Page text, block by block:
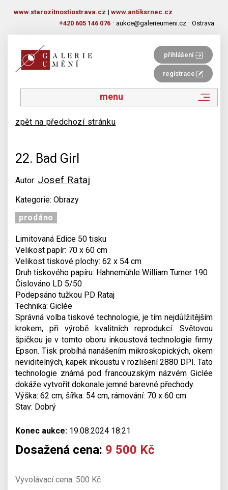
www.starozitnostiostrava.cz | www.antiksrnec.cz
+420 605 146 076 · aukce@galerieumeni.cz · Ostrava
přihlášení
registrace
menu
zpět na předchozí stránku
22. Bad Girl
Autor: Josef Rataj
Kategorie: Obrazy
prodáno
Limitovaná Edice 50 tisku
Velikost papír: 70 x 60 cm
Velikost tiskové plochy: 62 x 54 cm
Druh tiskového papíru: Hahnemühle William Turner 190
Čislováno LD 5/50
Podepsáno tužkou PD Rataj
Technika: Giclée
Správná volba tiskové technologie, je tím nejdůlžitějším
krokem, při výrobě kvalitních reprodukcí. Světovou
špičkou je v tomto oboru inkoustová technologie firmy
Epson. Tisk probíhá nanášením mikroskopických, okem
neviditelných, kapek inkoustu v rozlišení 2880 DPI. Tato
technologie známá pod francouzským názvém Giclée
dokáže vytvořit dokonale jemné barevné přechody.
Výška: 62 cm, šířka: 54 cm, rámování: 70 x 60 cm
Stav: Dobrý
Konec aukce: 19.08.2024 18:21
Dosažená cena: 9 500 Kč
Vyvolávací cena: 500 Kč